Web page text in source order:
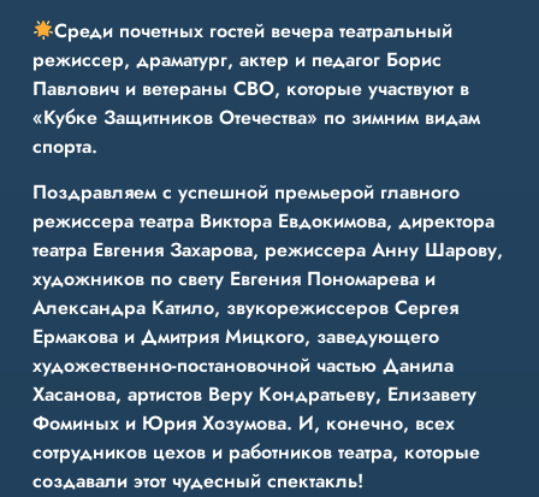
Среди почетных гостей вечера театральный
режиссер, драматург, актер и педагог Борис
Павлович и ветераны СВО, которые участвуют в
«Кубке Защитников Отечества» по зимним видам
спорта.
Поздравляем с успешной премьерой главного
режиссера театра Виктора Евдокимова, директора
театра Евгения Захарова, режиссера Анну Шарову,
художников по свету Евгения Пономарева и
Александра Катило, звукорежиссеров Сергея
Ермакова и Дмитрия Мицкого, заведующего
художественно-постановочной частью Данила
Хасанова, артистов Веру Кондратьеву, Елизавету
Фоминых и Юрия Хозумова. И, конечно, всех
сотрудников цехов и работников театра, которые
создавали этот чудесный спектакль!